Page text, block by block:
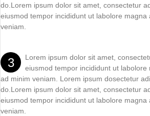
do.Lorem ipsum dolor sit amet, consectetur
eiusmod tempor incididunt ut labolore magna
veniam.
3
Lorem ipsum dolor sit amet,
eiusmod tempor incididunt ut labolore
ad minim veniam. Lorem ipsum dosectetur
do.Lorem ipsum dolor sit amet, consectetur
eiusmod tempor incididunt ut labolore magna
veniam.